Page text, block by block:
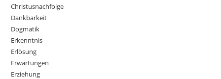
Christusnachfolge
Dankbarkeit
Dogmatik
Erkenntnis
Erlösung
Erwartungen
Erziehung